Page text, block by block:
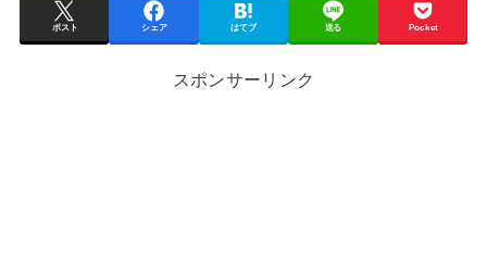
ポスト シェア はてブ 送る Pocket
スポンサーリンク